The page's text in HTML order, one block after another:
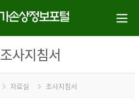
조사지침서
자료실 조사지침서